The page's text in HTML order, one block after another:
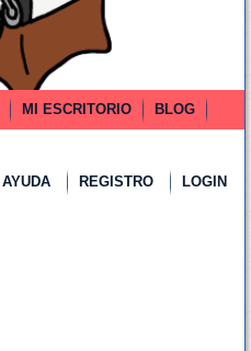
MI ESCRITORIO
BLOG
AYUDA REGISTRO LOGIN